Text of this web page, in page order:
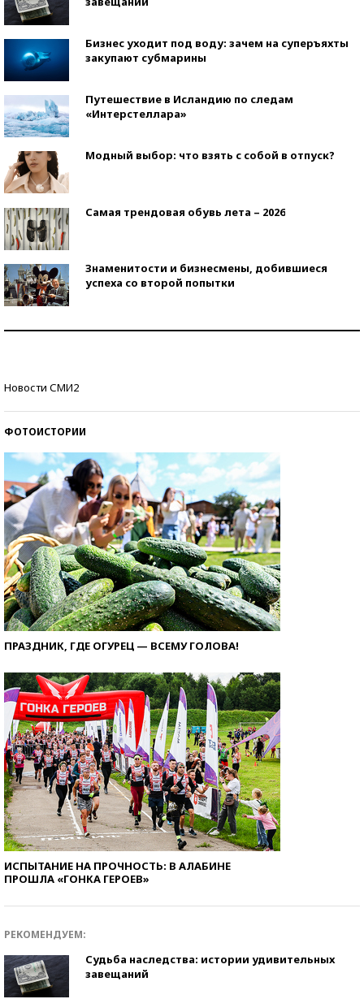
Бизнес уходит под воду: зачем на суперъяхты
закупают субмарины
Путешествие в Исландию по следам
«Интерстеллара»
Модный выбор: что взять с собой в отпуск?
Самая трендовая обувь лета – 2026
Знаменитости и бизнесмены, добившиеся
успеха со второй попытки
Новости СМИ2
ФОТОИСТОРИИ
ПРАЗДНИК, ГДЕ ОГУРЕЦ — ВСЕМУ ГОЛОВА!
ИСПЫТАНИЕ НА ПРОЧНОСТЬ: В АЛАБИНЕ
ПРОШЛА «ГОНКА ГЕРОЕВ»
РЕКОМЕНДУЕМ:
Судьба наследства: истории удивительных
завещаний